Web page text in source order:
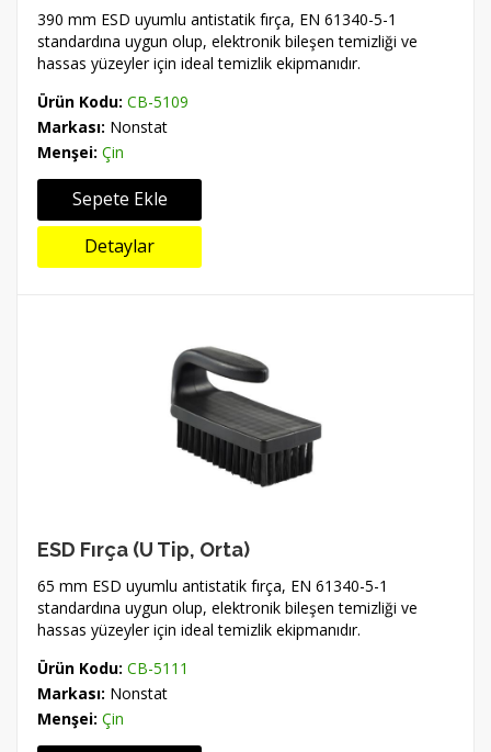
390 mm ESD uyumlu antistatik fırça, EN 61340-5-1
standardına uygun olup, elektronik bileşen temizliği ve
hassas yüzeyler için ideal temizlik ekipmanıdır.
Ürün Kodu: CB-5109
Markası: Nonstat
Menşei: Çin
Sepete Ekle
Detaylar
ESD Fırça (U Tip, Orta)
65 mm ESD uyumlu antistatik fırça, EN 61340-5-1
standardına uygun olup, elektronik bileşen temizliği ve
hassas yüzeyler için ideal temizlik ekipmanıdır.
Ürün Kodu: CB-5111
Markası: Nonstat
Menşei: Çin